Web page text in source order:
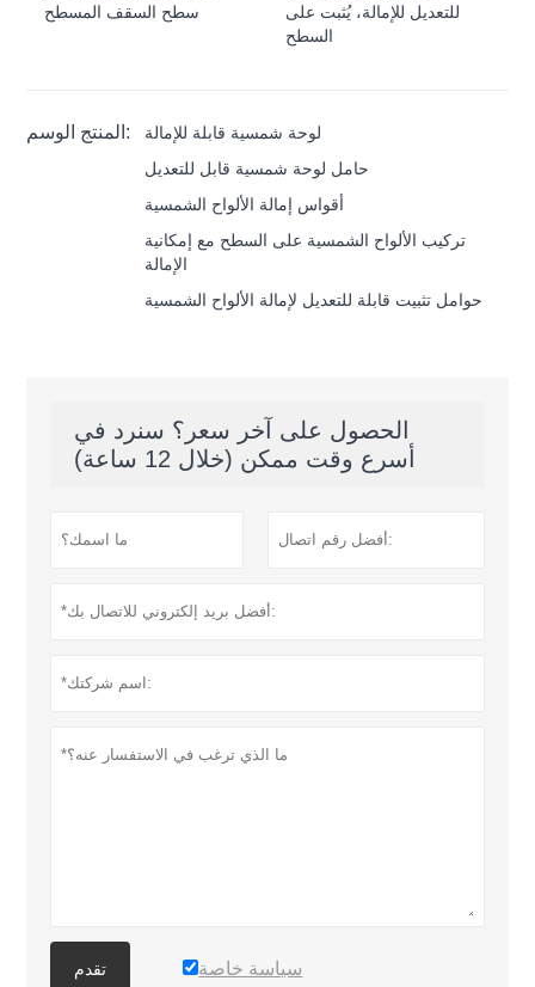
سطح السقف المسطح
للتعديل للإمالة، يُثبت على
السطح
المنتج الوسم:
لوحة شمسية قابلة للإمالة
حامل لوحة شمسية قابل للتعديل
أقواس إمالة الألواح الشمسية
تركيب الألواح الشمسية على السطح مع إمكانية
الإمالة
حوامل تثبيت قابلة للتعديل لإمالة الألواح الشمسية
الحصول على آخر سعر؟ سنرد في
أسرع وقت ممكن (خلال 12 ساعة)
تقدم سياسة خاصة